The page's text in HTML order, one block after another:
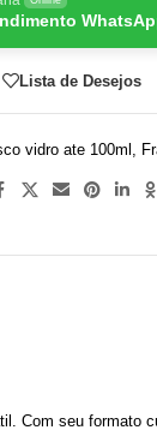
Lista de Desejos
vidro ate 100ml ,
Com seu formato